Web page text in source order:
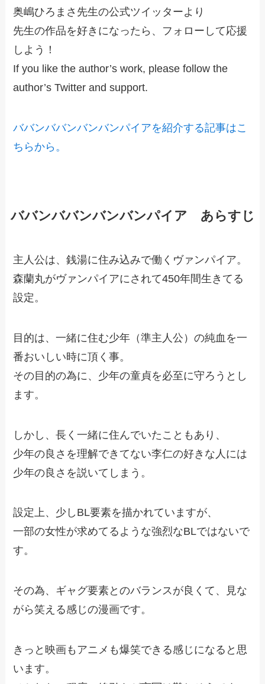
奥嶋ひろまさ先生の公式ツイッターより
先生の作品を好きになったら、フォローして応援
しよう！
If you like the author’s work, please follow the
author’s Twitter and support.
ババンババンバンバンパイアを紹介する記事はこ
ちらから。
ババンババンバンバンパイア あらすじ
主人公は、銭湯に住み込みで働くヴァンパイア。
森蘭丸がヴァンパイアにされて450年間生きてる
設定。
目的は、一緒に住む少年（準主人公）の純血を一
番おいしい時に頂く事。
その目的の為に、少年の童貞を必至に守ろうとし
ます。
しかし、長く一緒に住んでいたこともあり、
少年の良さを理解できてない李仁の好きな人には
少年の良さを説いてしまう。
設定上、少しBL要素を描かれていますが、
一部の女性が求めてるような強烈なBLではないで
す。
その為、ギャグ要素とのバランスが良くて、見な
がら笑える感じの漫画です。
きっと映画もアニメも爆笑できる感じになると思
います。